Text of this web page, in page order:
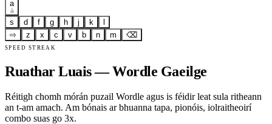
a
á
s d f g h j k
⇨
z x c v b n m ⌫
SPEED STREAK
Ruathar Luais — Wordle Gaeilge
Réitigh chomh mórán puzail Wordle agus is féidir leat sula ritheann
an t-am amach. Am bónais ar bhuanna tapa, pionóis, iolraitheoirí
combo suas go 3x.